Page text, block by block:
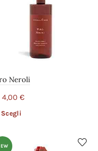
Neroli
4,00 €
Scegli
nella pagina del